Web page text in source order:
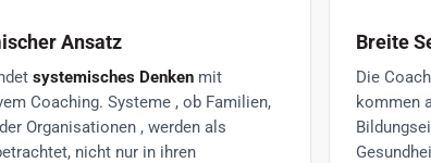
Ansatz
systemisches Denken mit
Coaching. Systeme , ob Familien,
Organisationen , werden als
nicht nur in ihren
Breite
Die
kommen